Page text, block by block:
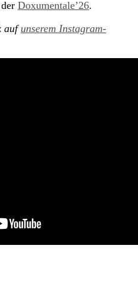
Doxumentale’26.
auf unserem Instagram-